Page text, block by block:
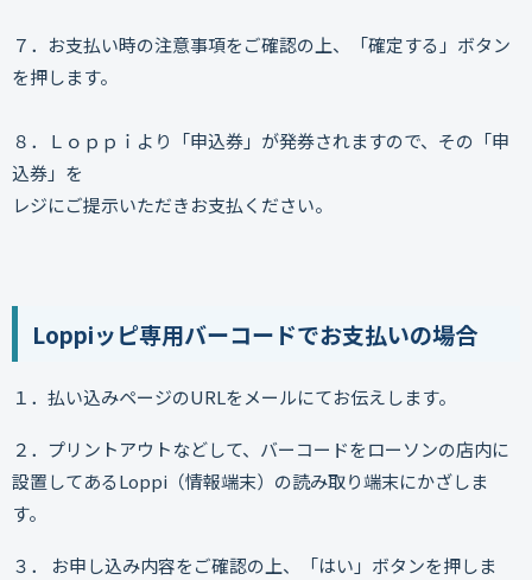
７．お支払い時の注意事項をご確認の上、「確定する」ボタン
を押します。
８．Ｌｏｐｐｉより「申込券」が発券されますので、その「申
込券」を
レジにご提示いただきお支払ください。
Loppiッピ専用バーコードでお支払いの場合
１．払い込みページのURLをメールにてお伝えします。
２．プリントアウトなどして、バーコードをローソンの店内に
設置してあるLoppi（情報端末）の読み取り端末にかざしま
す。
３． お申し込み内容をご確認の上、「はい」ボタンを押しま